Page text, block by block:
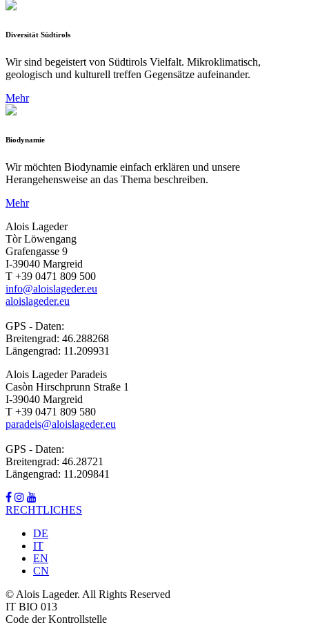
Diversität Südtirols
Wir sind begeistert von Südtirols Vielfalt. Mikroklimatisch,
geologisch und kulturell treffen Gegensätze aufeinander.
Mehr
Biodynamie
Wir möchten Biodynamie einfach erklären und unsere
Herangehensweise an das Thema beschreiben.
Mehr
Alois Lageder
Tòr Löwengang
Grafengasse 9
I-39040 Margreid
T +39 0471 809 500
info@aloislageder.eu
aloislageder.eu
GPS - Daten:
Breitengrad: 46.288268
Längengrad: 11.209931
Alois Lageder Paradeis
Casòn Hirschprunn Straße 1
I-39040 Margreid
T +39 0471 809 580
paradeis@aloislageder.eu
GPS - Daten:
Breitengrad: 46.28721
Längengrad: 11.209841
RECHTLICHES
DE
IT
EN
CN
© Alois Lageder. All Rights Reserved
IT BIO 013
Code der Kontrollstelle